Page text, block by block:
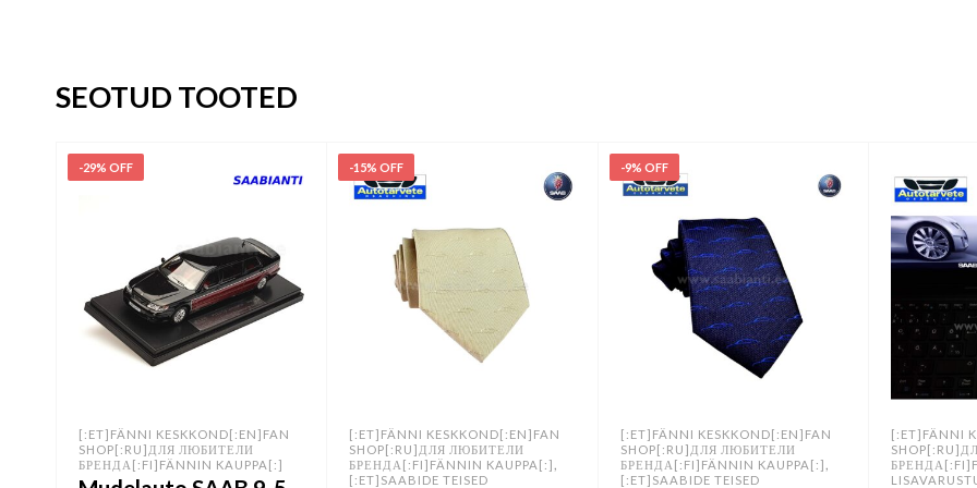
SEOTUD TOOTED
-29% OFF
[:ET]FÄNNI KESKKOND[:EN]FAN
SHOP[:RU]ДЛЯ ЛЮБИТЕЛИ
БРЕНДА[:FI]FÄNNIN KAUPPA[:]
-15% OFF
[:ET]FÄNNI KESKKOND[:EN]FAN
SHOP[:RU]ДЛЯ ЛЮБИТЕЛИ
БРЕНДА[:FI]FÄNNIN KAUPPA[:] ,
[:ET]SAABIDE TEISED
-9% OFF
[:ET]FÄNNI KESKKOND[:EN]FAN
SHOP[:RU]ДЛЯ ЛЮБИТЕЛИ
БРЕНДА[:FI]FÄNNIN KAUPPA[:] ,
[:ET]SAABIDE TEISED
[:ET]FÄNNI